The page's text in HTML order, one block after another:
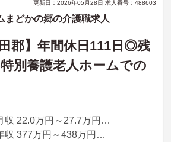
更新日：2026年05月28日 求人番号：488603
まどかの郷の介護職求人
田郡】年間休日111日◎残
別養護老人ホームでの
月収 22.0万円～27.7万円程度（諸手当込）
年収 377万円～438万円程度（諸手当込）